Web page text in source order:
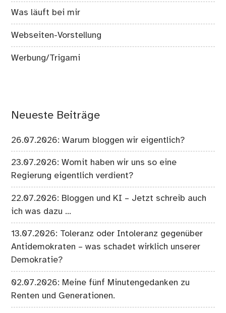
Was läuft bei mir
Webseiten-Vorstellung
Werbung/Trigami
Neueste Beiträge
26.07.2026: Warum bloggen wir eigentlich?
23.07.2026: Womit haben wir uns so eine
Regierung eigentlich verdient?
22.07.2026: Bloggen und KI – Jetzt schreib auch
ich was dazu …
13.07.2026: Toleranz oder Intoleranz gegenüber
Antidemokraten – was schadet wirklich unserer
Demokratie?
02.07.2026: Meine fünf Minutengedanken zu
Renten und Generationen.